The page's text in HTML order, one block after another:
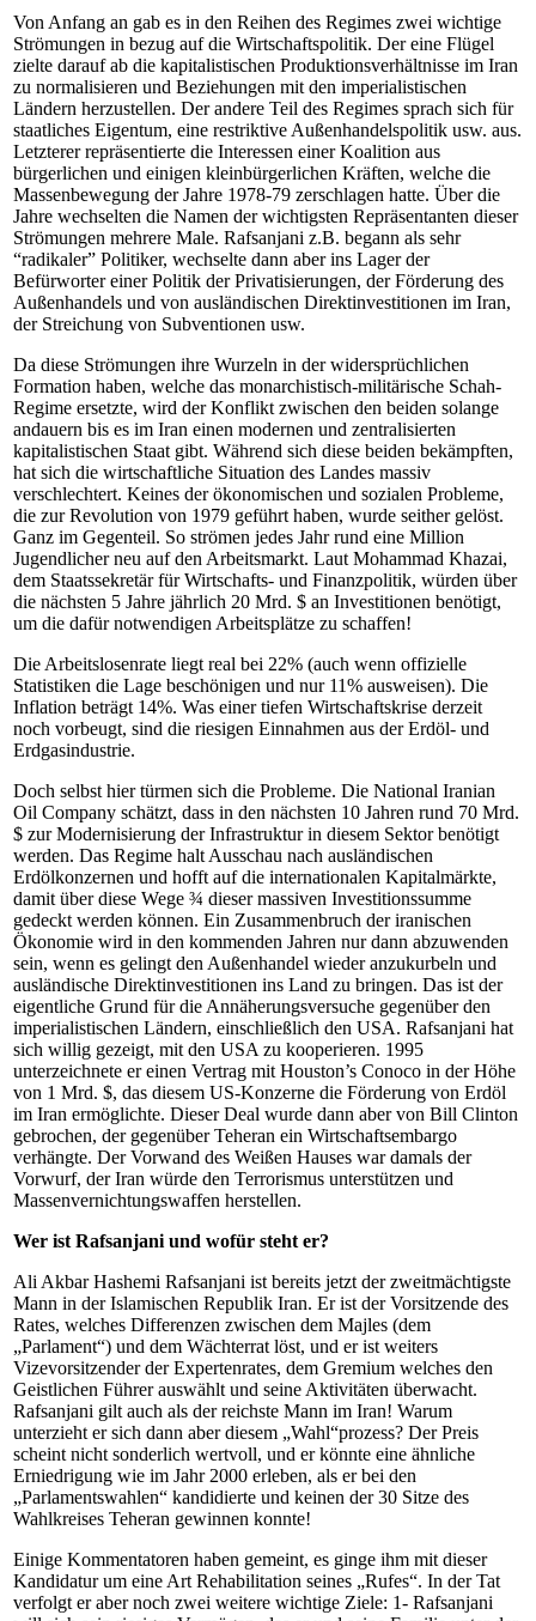
Von Anfang an gab es in den Reihen des Regimes zwei wichtige
Strömungen in bezug auf die Wirtschaftspolitik. Der eine Flügel
zielte darauf ab die kapitalistischen Produktionsverhältnisse im Iran
zu normalisieren und Beziehungen mit den imperialistischen
Ländern herzustellen. Der andere Teil des Regimes sprach sich für
staatliches Eigentum, eine restriktive Außenhandelspolitik usw. aus.
Letzterer repräsentierte die Interessen einer Koalition aus
bürgerlichen und einigen kleinbürgerlichen Kräften, welche die
Massenbewegung der Jahre 1978-79 zerschlagen hatte. Über die
Jahre wechselten die Namen der wichtigsten Repräsentanten dieser
Strömungen mehrere Male. Rafsanjani z.B. begann als sehr
“radikaler” Politiker, wechselte dann aber ins Lager der
Befürworter einer Politik der Privatisierungen, der Förderung des
Außenhandels und von ausländischen Direktinvestitionen im Iran,
der Streichung von Subventionen usw.
Da diese Strömungen ihre Wurzeln in der widersprüchlichen
Formation haben, welche das monarchistisch-militärische Schah-
Regime ersetzte, wird der Konflikt zwischen den beiden solange
andauern bis es im Iran einen modernen und zentralisierten
kapitalistischen Staat gibt. Während sich diese beiden bekämpften,
hat sich die wirtschaftliche Situation des Landes massiv
verschlechtert. Keines der ökonomischen und sozialen Probleme,
die zur Revolution von 1979 geführt haben, wurde seither gelöst.
Ganz im Gegenteil. So strömen jedes Jahr rund eine Million
Jugendlicher neu auf den Arbeitsmarkt. Laut Mohammad Khazai,
dem Staatssekretär für Wirtschafts- und Finanzpolitik, würden über
die nächsten 5 Jahre jährlich 20 Mrd. $ an Investitionen benötigt,
um die dafür notwendigen Arbeitsplätze zu schaffen!
Die Arbeitslosenrate liegt real bei 22% (auch wenn offizielle
Statistiken die Lage beschönigen und nur 11% ausweisen). Die
Inflation beträgt 14%. Was einer tiefen Wirtschaftskrise derzeit
noch vorbeugt, sind die riesigen Einnahmen aus der Erdöl- und
Erdgasindustrie.
Doch selbst hier türmen sich die Probleme. Die National Iranian
Oil Company schätzt, dass in den nächsten 10 Jahren rund 70 Mrd.
$ zur Modernisierung der Infrastruktur in diesem Sektor benötigt
werden. Das Regime halt Ausschau nach ausländischen
Erdölkonzernen und hofft auf die internationalen Kapitalmärkte,
damit über diese Wege ¾ dieser massiven Investitionssumme
gedeckt werden können. Ein Zusammenbruch der iranischen
Ökonomie wird in den kommenden Jahren nur dann abzuwenden
sein, wenn es gelingt den Außenhandel wieder anzukurbeln und
ausländische Direktinvestitionen ins Land zu bringen. Das ist der
eigentliche Grund für die Annäherungsversuche gegenüber den
imperialistischen Ländern, einschließlich den USA. Rafsanjani hat
sich willig gezeigt, mit den USA zu kooperieren. 1995
unterzeichnete er einen Vertrag mit Houston’s Conoco in der Höhe
von 1 Mrd. $, das diesem US-Konzerne die Förderung von Erdöl
im Iran ermöglichte. Dieser Deal wurde dann aber von Bill Clinton
gebrochen, der gegenüber Teheran ein Wirtschaftsembargo
verhängte. Der Vorwand des Weißen Hauses war damals der
Vorwurf, der Iran würde den Terrorismus unterstützen und
Massenvernichtungswaffen herstellen.
Wer ist Rafsanjani und wofür steht er?
Ali Akbar Hashemi Rafsanjani ist bereits jetzt der zweitmächtigste
Mann in der Islamischen Republik Iran. Er ist der Vorsitzende des
Rates, welches Differenzen zwischen dem Majles (dem
„Parlament“) und dem Wächterrat löst, und er ist weiters
Vizevorsitzender der Expertenrates, dem Gremium welches den
Geistlichen Führer auswählt und seine Aktivitäten überwacht.
Rafsanjani gilt auch als der reichste Mann im Iran! Warum
unterzieht er sich dann aber diesem „Wahl“prozess? Der Preis
scheint nicht sonderlich wertvoll, und er könnte eine ähnliche
Erniedrigung wie im Jahr 2000 erleben, als er bei den
„Parlamentswahlen“ kandidierte und keinen der 30 Sitze des
Wahlkreises Teheran gewinnen konnte!
Einige Kommentatoren haben gemeint, es ginge ihm mit dieser
Kandidatur um eine Art Rehabilitation seines „Rufes“. In der Tat
verfolgt er aber noch zwei weitere wichtige Ziele: 1- Rafsanjani